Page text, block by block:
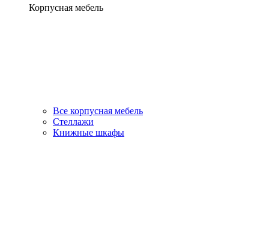
Корпусная мебель
Все корпусная мебель
Стеллажи
Книжные шкафы